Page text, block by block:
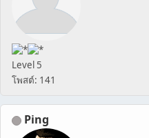
Level 5
โพสต์: 141
Ping